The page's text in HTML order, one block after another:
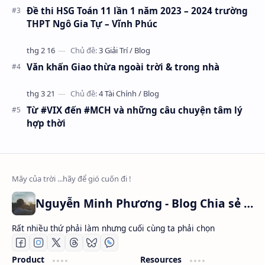
Đề thi HSG Toán 11 lần 1 năm 2023 – 2024 trường
THPT Ngô Gia Tự – Vĩnh Phúc
Văn khấn Giao thừa ngoài trời & trong nhà
Từ #VIX đến #MCH và những câu chuyện tâm lý
hợp thời
Nguyễn Minh Phương - Blog Chia sẻ Kiến thức Chứng khoán & Tài liệu Toán học
Rất nhiều thứ phải làm nhưng cuối cùng ta phải chọn
Product Resources